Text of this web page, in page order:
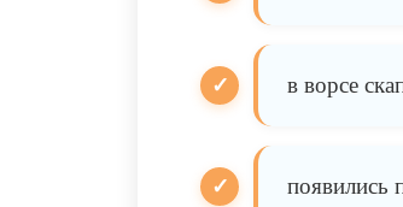
в ворсе
появились